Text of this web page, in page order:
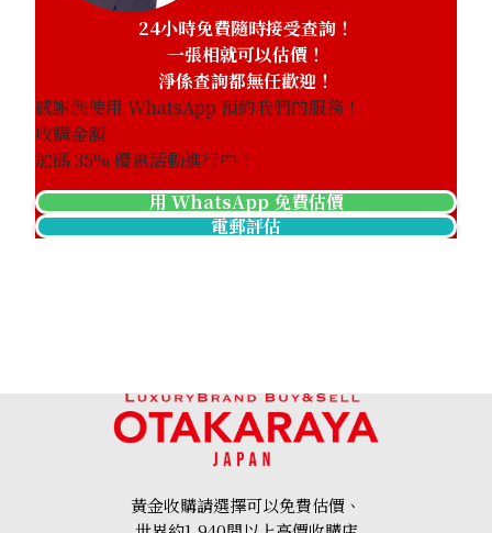
18K gold (K18) Kihei ring
24小時免費隨時接受查詢！
一張相就可以估價！
淨係查詢都無任歡迎！
感謝您使用 WhatsApp 預約我們的服務！
收購金額
加碼35% 優惠活動進行中！
用 WhatsApp 免費估價
電郵評估
黃金收購請選擇可以免費估價、